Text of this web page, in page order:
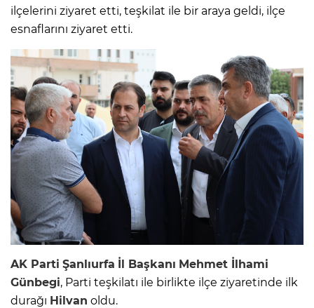
ilçelerini ziyaret etti, teşkilat ile bir araya geldi, ilçe
esnaflarını ziyaret etti.
AK Parti Şanlıurfa İl Başkanı Mehmet İlhami
Günbegi, Parti teşkilatı ile birlikte ilçe ziyaretinde ilk
durağı Hilvan oldu.